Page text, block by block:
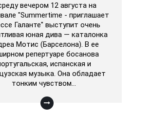
вечером 12 августа на
"Summertime - приглашает
Галанте" выступит очень
юная дива — каталонка
Мотис (Барселона). В ее
репертуаре босанова
испанская и
музыка. Она обладает
тонким чувством…